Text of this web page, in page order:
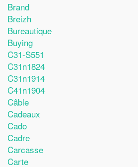
Brand
Breizh
Bureautique
Buying
C31-S551
C31n1824
C31n1914
C41n1904
Câble
Cadeaux
Cado
Cadre
Carcasse
Carte